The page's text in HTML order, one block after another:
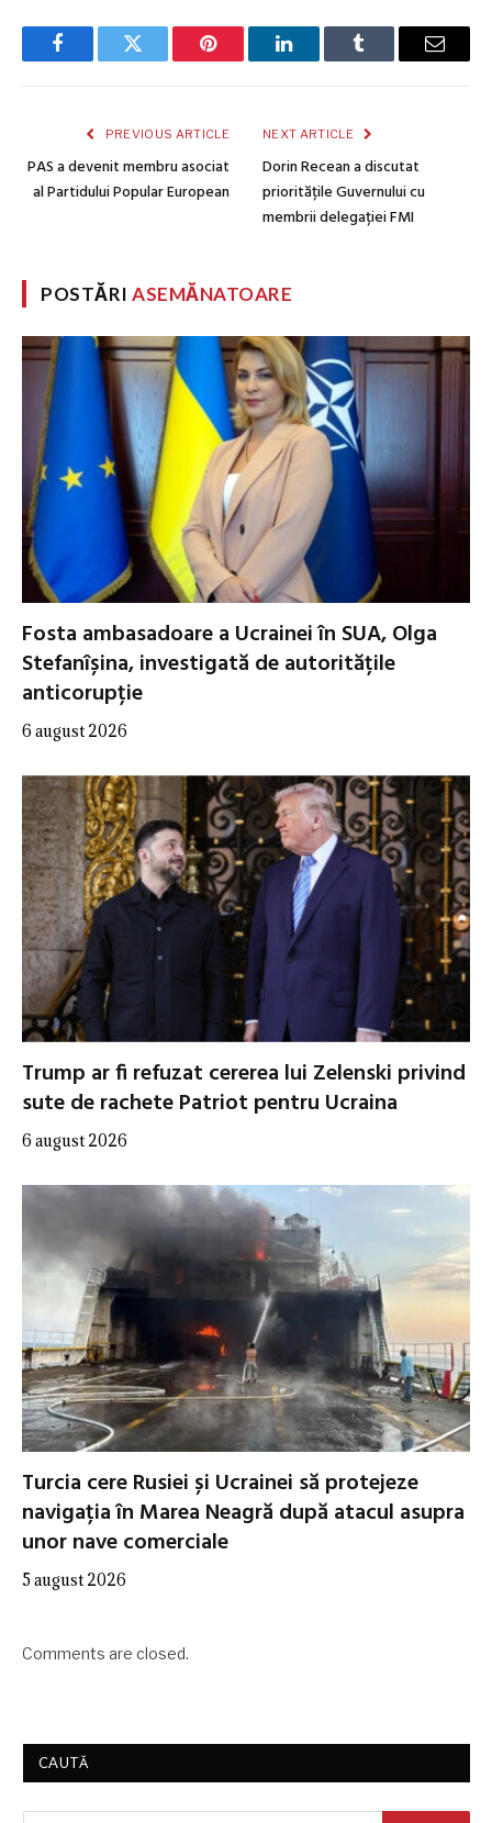
FacebookTwitter Pinterest LinkedInTumblr Email
PREVIOUS ARTICLE
PAS a devenit membru asociat
al Partidului Popular European
NEXT ARTICLE
Dorin Recean a discutat
prioritățile Guvernului cu
membrii delegației FMI
POSTĂRIASEMĂNATOARE
Fosta ambasadoare a Ucrainei în SUA, Olga
Stefanîșina, investigată de autoritățile
anticorupție
6 august 2026
Trump ar fi refuzat cererea lui Zelenski privind
sute de rachete Patriot pentru Ucraina
6 august 2026
Turcia cere Rusiei și Ucrainei să protejeze
navigația în Marea Neagră după atacul asupra
unor nave comerciale
5 august 2026
Comments are closed.
CAUTĂ